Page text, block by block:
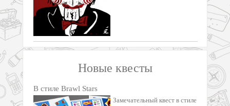
Новые квесты
В стиле Brawl Stars
Замечательный квест в стиле